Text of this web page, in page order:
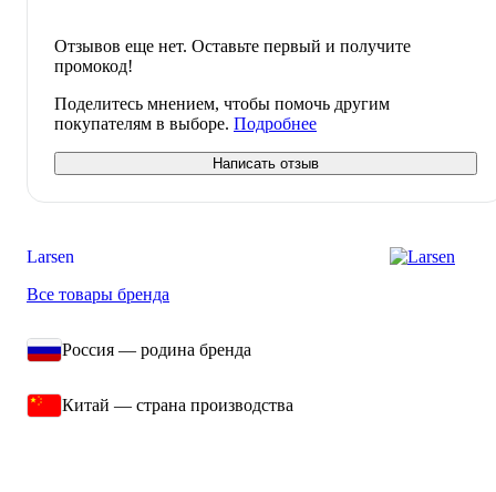
Отзывов еще нет. Оставьте первый и получите
промокод!
Поделитесь мнением, чтобы помочь другим
покупателям в выборе. Подробнее
Написать отзыв
Larsen
Все товары бренда
Россия — родина бренда
Китай — страна производства